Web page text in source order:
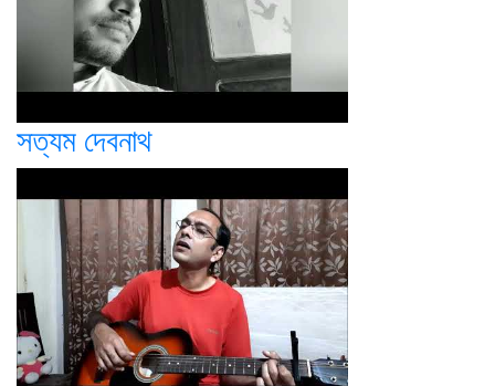
সত্যম দেবনাথ